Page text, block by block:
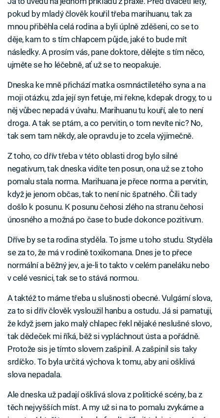
pokud by mladý člověk kouřil třeba marihuanu, tak za
mnou přiběhla celá rodina a byli úplně zděšeni, co se to
děje, kam to s tím chlapcem půjde, jaké to bude mít
následky. A prosím vás, pane doktore, dělejte s tím něco,
ujměte se ho léčebně, ať už se to neopakuje.
Dneska ke mně přichází matka osmnáctiletého syna a na
moji otázku, zda její syn fetuje, mi řekne, kdepak drogy, to u
něj vůbec nepadá v úvahu. Marihuanu tu kouří, ale to není
droga. A tak se ptám, a co pervitin, o tom nevíte nic? No,
tak sem tam někdy, ale opravdu je to zcela výjimečně.
Z toho, co dřív třeba v této oblasti drog bylo silné
negativum, tak dneska vidíte ten posun, ona už se z toho
pomalu stala norma. Marihuana je přece norma a pervitin,
když je jenom občas, tak to není nic špatného. Čili tady
došlo k posunu. K posunu čehosi zlého na stranu čehosi
únosného a možná po čase to bude dokonce pozitivum.
Dříve by se ta rodina styděla. To jsme u toho studu. Styděla
se za to, že má v rodině toxikomana. Dnes je to přece
normální a běžný jev, a je-li to takto v celém paneláku nebo
v celé vesnici, tak se to stává normou.
A taktéž to máme třeba u slušnosti obecné. Vulgární slova,
za to si dřív člověk vysloužil hanbu a ostudu. Já si pamatuji,
že když jsem jako malý chlapec řekl nějaké neslušné slovo,
tak dědeček mi říká, běž si vypláchnout ústa a pořádně.
Protože sis je tímto slovem zašpinil. A zašpinil sis taky
srdíčko. To byla určitá výchova k tomu, aby ani ošklivá
slova nepadala.
Ale dneska už padají ošklivá slova z politické scény, ba z
těch nejvyšších míst. A my už si na to pomalu zvykáme a